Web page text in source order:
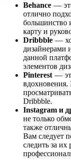
Behance —
отлично
большинство
карту и
Dribbble —
дизайнерами
данной
элементов
Pinterest —
вдохновения.
Dribbble.
Instagram и
не только
также
Вам следует
следить за